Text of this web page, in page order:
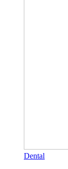
Dental